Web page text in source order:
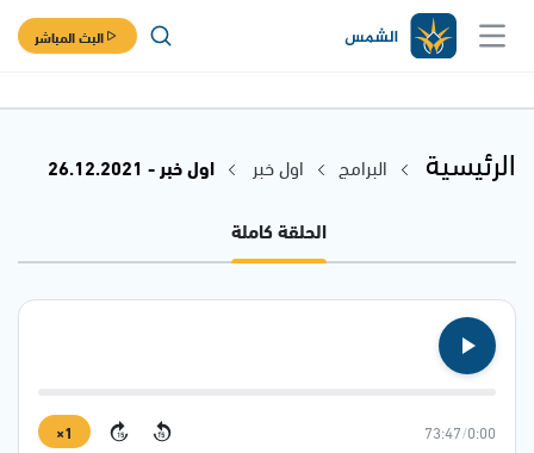
البث المباشر
الرئيسية البرامج اول خبر
اول خبر - 26.12.2021
الحلقة كاملة
0:00
/
73:47
15
15
1×